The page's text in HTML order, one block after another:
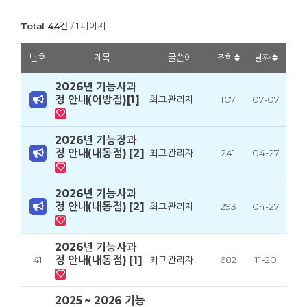
Total 44건 1 페이지
번호 제목 글쓴이 조회 날짜
2026년 기능사과
정 안내(어방점)[1]
최고관리자 107 07-07
2026년 기능장과
정 안내(내동점) [2] 최고관리자 241 04-27
2026년 기능사과
정 안내(내동점) [2] 최고관리자 293 04-27
41
2026년 기능사과
정 안내(내동점) [1]
최고관리자 682 11-20
2025 ~ 2026 기능